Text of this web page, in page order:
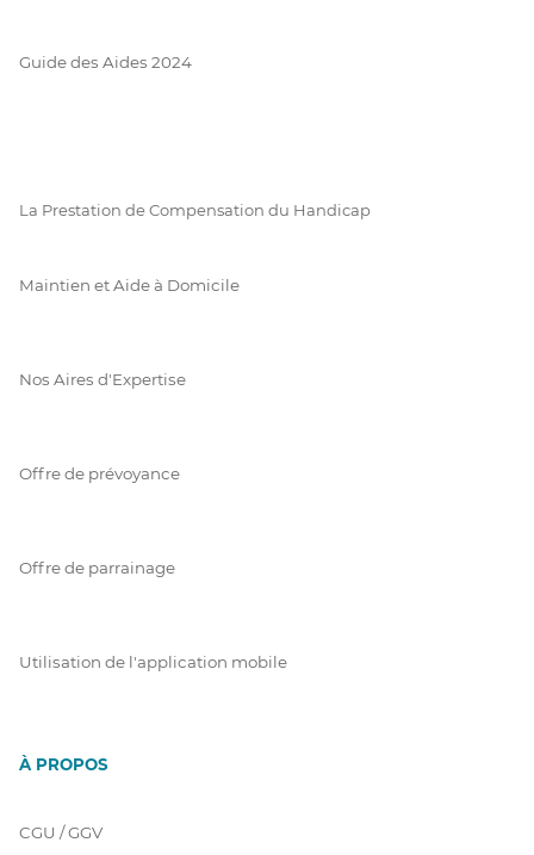
Guide des Aides 2024
La Prestation de Compensation du Handicap
Maintien et Aide à Domicile
Nos Aires d'Expertise
Offre de prévoyance
Offre de parrainage
Utilisation de l'application mobile
À PROPOS
CGU / GGV